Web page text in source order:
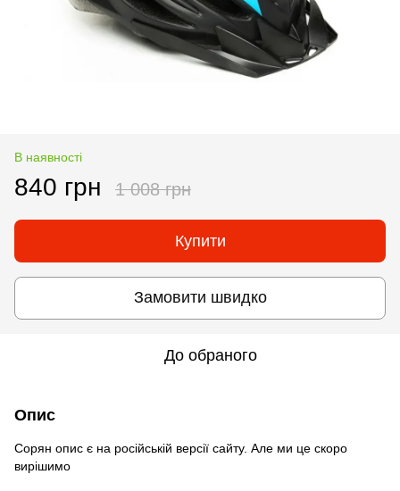
В наявності
840 грн 1 008 грн
Купити
Замовити швидко
До обраного
Опис
Сорян опис є на російській версії сайту. Але ми це скоро
вирішимо